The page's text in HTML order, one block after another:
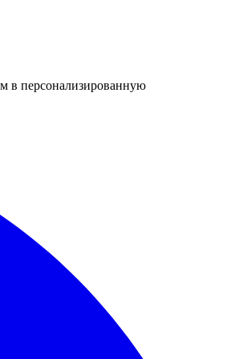
в персонализированную